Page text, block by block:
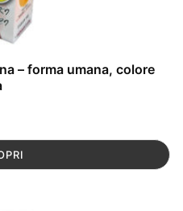
– forma umana, colore